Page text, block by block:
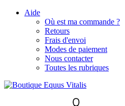
Aide
Où est ma commande ?
Retours
Frais d'envoi
Modes de paiement
Nous contacter
Toutes les rubriques